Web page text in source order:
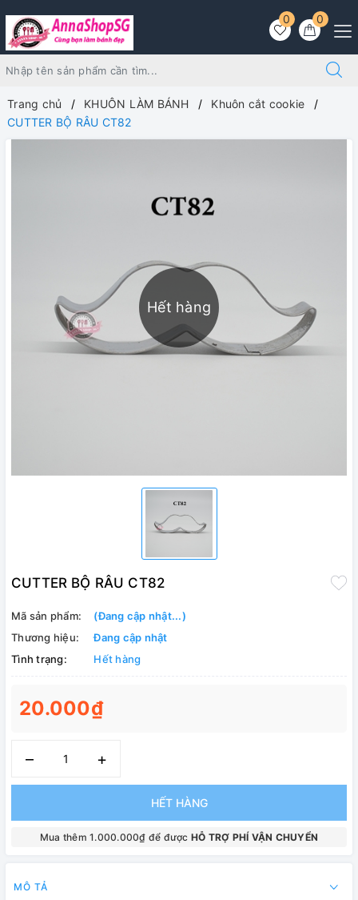
0
0
Trang chủ KHUÔN LÀM BÁNH
Khuôn cắt cookie
CUTTER BỘ RÂU CT82
Hết hàng
CUTTER BỘ RÂU CT82
Mã sản phẩm:
(Đang cập nhật...)
Thương hiệu:
Đang cập nhật
Tình trạng:
Hết hàng
20.000₫
– +
HẾT HÀNG
Mua thêm 1.000.000₫ để được HỖ TRỢ PHÍ VẬN CHUYỂN
MÔ TẢ